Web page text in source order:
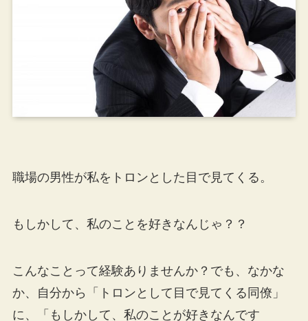
職場の男性が私をトロンとした目で見てくる。
もしかして、私のことを好きなんじゃ？？
こんなことって経験ありませんか？でも、なかな
か、自分から「トロンとして目で見てくる同僚」
に、「もしかして、私のことが好きなんです